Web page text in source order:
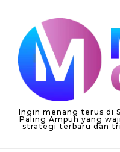
Ingin menang terus di
Paling Ampuh yang
strategi terbaru dan